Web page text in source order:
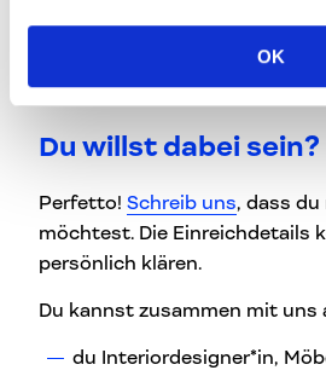
OK
11. Juni 2021: individuelle
Ende Juni: Follow-up
Feedback
Du willst dabei sein?
Perfetto! Schreib uns, dass du
möchtest. Die Einreichdetails
persönlich klären.
Du kannst zusammen mit uns
du Interiordesigner*in,